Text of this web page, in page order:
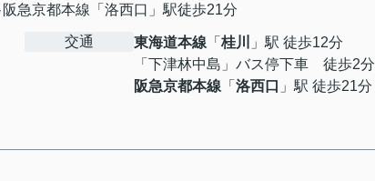
阪急京都本線「洛西口」駅徒歩21分
交通 東海道本線 「 桂川
」駅 徒歩12分
「下津林中島」バス停下車 徒歩2分
阪急京都本線 「 洛西口 」駅 徒歩21分